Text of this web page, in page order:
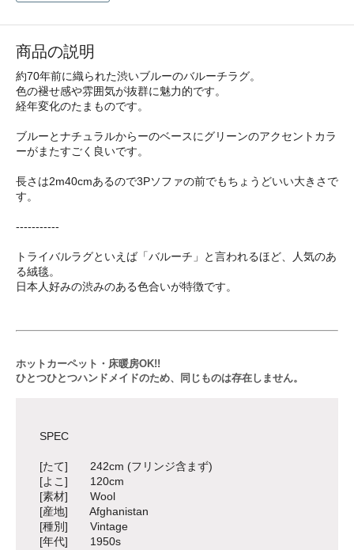
商品の説明
約70年前に織られた渋いブルーのバルーチラグ。
色の褪せ感や雰囲気が抜群に魅力的です。
経年変化のたまものです。
ブルーとナチュラルからーのベースにグリーンのアクセントカラ
ーがまたすごく良いです。
長さは2m40cmあるので3Pソファの前でもちょうどいい大きさで
す。
-----------
トライバルラグといえば「バルーチ」と言われるほど、人気のあ
る絨毯。
日本人好みの渋みのある色合いが特徴です。
ホットカーペット・床暖房OK!!
ひとつひとつハンドメイドのため、同じものは存在しません。
SPEC
[たて] 242cm (フリンジ含まず)
[よこ] 120cm
[素材] Wool
[産地] Afghanistan
[種別] Vintage
[年代] 1950s